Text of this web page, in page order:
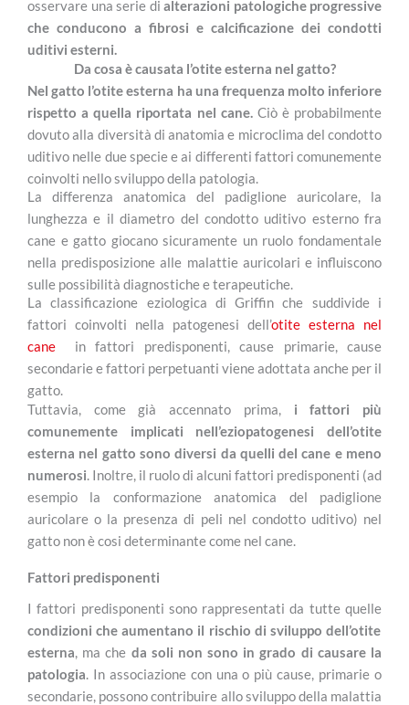
osservare una serie di alterazioni patologiche progressive
che conducono a fibrosi e calcificazione dei condotti
uditivi esterni.
Da cosa è causata l’otite esterna nel gatto?
Nel gatto l’otite esterna ha una frequenza molto inferiore
rispetto a quella riportata nel cane.Ciò è probabilmente
dovuto alla diversità di anatomia e microclima del condotto
uditivo nelle due specie e ai differenti fattori comunemente
coinvolti nello sviluppo della patologia.
La differenza anatomica del padiglione auricolare, la
lunghezza e il diametro del condotto uditivo esterno fra
cane e gatto giocano sicuramente un ruolo fondamentale
nella predisposizione alle malattie auricolari e influiscono
sulle possibilità diagnostiche e terapeutiche.
La classificazione eziologica di Griffin che suddivide i
fattori coinvolti nella patogenesi dell’otite esterna nel
cane
in fattori predisponenti, cause primarie, cause
secondarie e fattori perpetuanti viene adottata anche per il
gatto.
Tuttavia, come già accennato prima, i fattori più
comunemente implicati nell’eziopatogenesi dell’otite
esterna nel gatto sono diversi da quelli del cane e meno
numerosi. Inoltre, il ruolo di alcuni fattori predisponenti (ad
esempio la conformazione anatomica del padiglione
auricolare o la presenza di peli nel condotto uditivo) nel
gatto non è cosi determinante come nel cane.
Fattori predisponenti
I fattori predisponenti sono rappresentati da tutte quelle
condizioni che aumentano il rischio di sviluppo dell’otite
esterna, ma che da soli non sono in grado di causare la
patologia. In associazione con una o più cause, primarie o
secondarie, possono contribuire allo sviluppo della malattia